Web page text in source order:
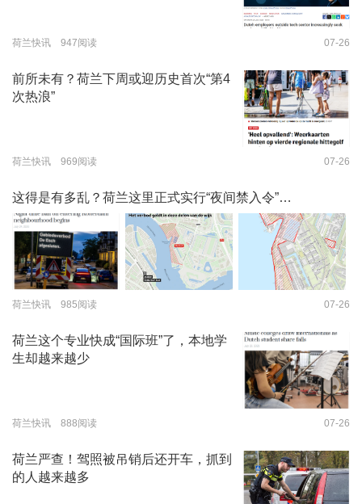
荷兰快讯 947阅读 07-26
前所未有？荷兰下周或迎历史首次“第4
次热浪”
荷兰快讯 969阅读 07-26
这得是有多乱？荷兰这里正式实行“夜间禁入令”…
荷兰快讯 985阅读 07-26
荷兰这个专业快成“国际班”了，本地学
生却越来越少
荷兰快讯 888阅读 07-26
荷兰严查！驾照被吊销后还开车，抓到
的人越来越多